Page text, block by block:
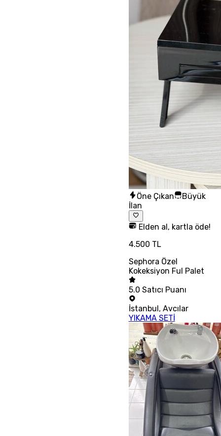
Öne Çıkan
Büyük
İlan
Elden al, kartla öde!
4.500 TL
Sephora Özel
Kokeksiyon Ful Palet
5.0 Satıcı Puanı
İstanbul, Avcılar
YIKAMA SETİ